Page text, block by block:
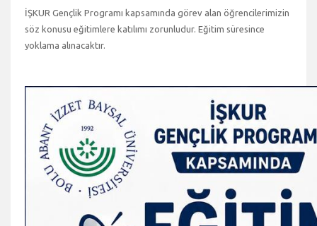
İŞKUR Gençlik Programı kapsamında görev alan öğrencilerimizin
söz konusu eğitimlere katılımı zorunludur. Eğitim süresince
yoklama alınacaktır.